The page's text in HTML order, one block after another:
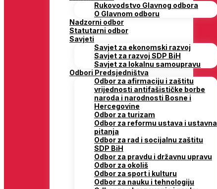
Rukovodstvo Glavnog odbora
O Glavnom odboru
Nadzorni odbor
Statutarni odbor
Savjeti
Savjet za ekonomski razvoj
Savjet za razvoj SDP BiH
Savjet za lokalnu samoupravu
Odbori Predsjedništva
Odbor za afirmaciju i zaštitu
vrijednosti antifašističke borbe
naroda i narodnosti Bosne i
Hercegovine
Odbor za turizam
Odbor za reformu ustava i ustavna
pitanja
Odbor za rad i socijalnu zaštitu
SDP BiH
Odbor za pravdu i državnu upravu
Odbor za okoliš
Odbor za sport i kulturu
Odbor za nauku i tehnologiju